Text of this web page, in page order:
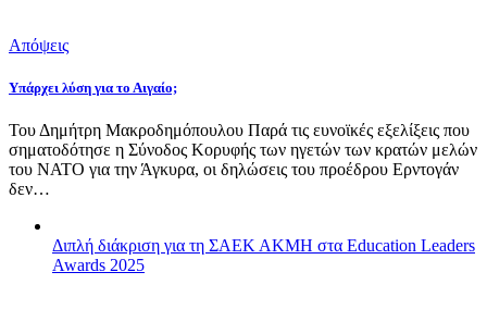
Απόψεις
Υπάρχει λύση για το Αιγαίο;
Του Δημήτρη Μακροδημόπουλου Παρά τις ευνοϊκές εξελίξεις που
σηματοδότησε η Σύνοδος Κορυφής των ηγετών των κρατών μελών
του ΝΑΤΟ για την Άγκυρα, οι δηλώσεις του προέδρου Ερντογάν
δεν…
Διπλή διάκριση για τη ΣΑΕΚ ΑΚΜΗ στα Education Leaders
Awards 2025